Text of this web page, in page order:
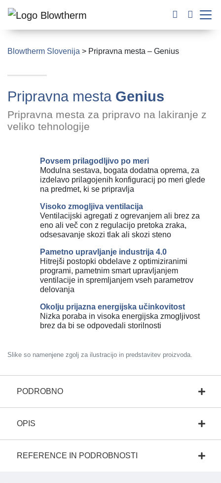
Blowtherm Slovenija > Pripravna mesta – Genius
Pripravna mesta Genius
Pripravna mesta za pripravo na lakiranje z
veliko tehnologije
Povsem prilagodljivo po meri
Modulna sestava, bogata dodatna oprema, za
izdelavo prilagojenih konfiguracij po meri glede
na predmet, ki se pripravlja
Visoko zmogljiva ventilacija
Ventilacijski agregati z ogrevanjem ali brez za
eno ali več con z regulacijo pretoka zraka,
odsesavanje skozi tlak ali skozi steno
Pametno upravljanje industrija 4.0
Hitrejši postopki obdelave z optimiziranimi
programi, pametnim smart upravljanjem
ventilacije in spremljanjem vseh parametrov
delovanja
Okolju prijazna energijska učinkovitost
Nizka poraba in visoka energijska zmogljivost
brez da bi se odpovedali storilnosti
Slike so namenjene zgolj za ilustracijo in predstavitev proizvoda.
PODROBNO
OPIS
REFERENCE IN PODROBNOSTI